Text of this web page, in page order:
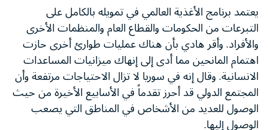
يعتمد برنامج الأغذية العالمي في تمويله بالكامل على
التبرعات من الحكومات والقطاع العام والمنظمات الأخرى
والأفراد. وأقر هادي بأن هناك عمليات طوارئ أخرى حازت
اهتمام المانحين مما أدى إلى إنهاك ميزانيات المساعدات
الانسانية. وقال إنه في سوريا لا تزال الاحتياجات مرتفعة وأن
المجتمع الدولي قد أحرز تقدماً في الأسابيع الأخيرة من حيث
الوصول للعديد من الأشخاص في المناطق التي يصعب
الوصول إليها.